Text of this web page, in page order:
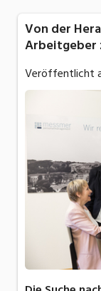
Von der
Arbeitgeber
Veröffentlicht